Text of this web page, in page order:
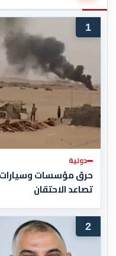
1
دولية
حرق مؤسسات وسيارات
تصاعد الاحتقان
2